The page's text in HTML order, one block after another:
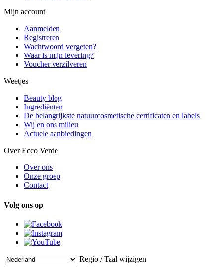
Mijn account
Aanmelden
Registreren
Wachtwoord vergeten?
Waar is mijn levering?
Voucher verzilveren
Weetjes
Beauty blog
Ingrediënten
De belangrijkste natuurcosmetische certificaten en labels
Wij en ons milieu
Actuele aanbiedingen
Over Ecco Verde
Over ons
Onze groep
Contact
Volg ons op
Regio / Taal wijzigen